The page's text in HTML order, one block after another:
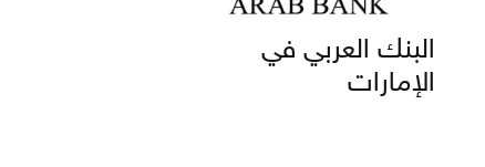
البنك العربي في
الإمارات